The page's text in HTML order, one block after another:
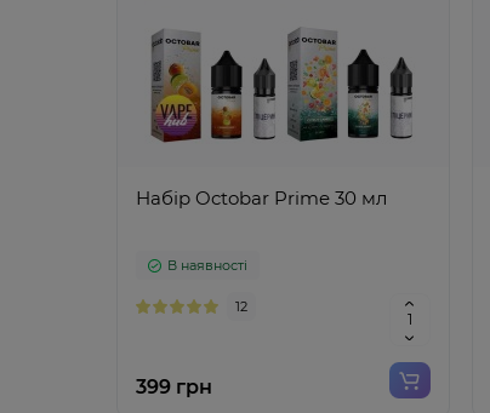
Набір Octobar Prime 30 мл
В наявності
12
399 грн